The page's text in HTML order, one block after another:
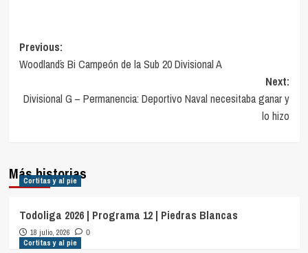
Navegación
de
entradas
Previous:
Woodland´s Bi Campeón de la Sub 20 Divisional A
Next:
Divisional G – Permanencia: Deportivo Naval necesitaba ganar y
lo hizo
Más historias
Cortitas y al pie
Todoliga 2026 | Programa 12 | Piedras Blancas
18 julio, 2026 0
Cortitas y al pie